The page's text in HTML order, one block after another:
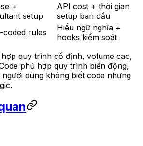
+
setup
API cost + thời gian
setup ban đầu
coded rules
Hiểu ngữ nghĩa +
hooks kiểm soát
hợp quy trình cố định, volume cao,
phù hợp quy trình biến động,
dùng không biết code nhưng